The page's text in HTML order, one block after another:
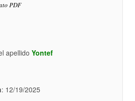
PDF
apellido Yontef
: 12/19/2025